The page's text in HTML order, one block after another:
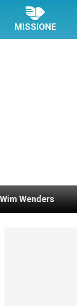
MISSIONE
Lunedì 4